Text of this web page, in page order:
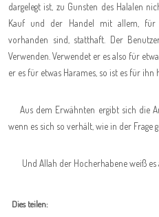
dargelegt ist, zu Gunsten des Halalen
Kauf und der Handel mit allem, für
vorhanden sind, statthaft. Der
Verwenden. Verwendet er es also für
er es für etwas Harames, so ist es für ihn
Aus dem Erwähnten ergibt sich die
wenn es sich so verhält, wie in der Frage
Und Allah der Hocherhabene weiß es
Dies teilen: